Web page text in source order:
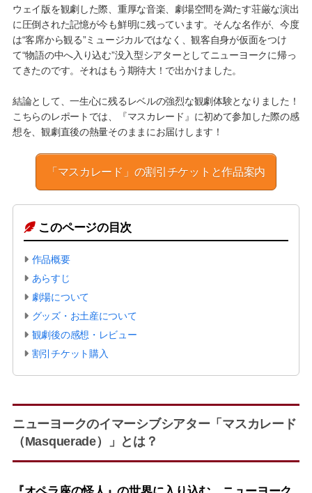
ウェイ版を観劇した際、重厚な音楽、劇場空間を満たす荘厳な演出
に圧倒された記憶が今も鮮明に残っています。そんな名作が、今度
は“客席から観る”ミュージカルではなく、観客自身が仮面をつけ
て“物語の中へ入り込む”没入型シアターとしてニューヨークに帰っ
てきたのです。それはもう期待大！で出かけました。
結論として、一生心に残るレベルの強烈な観劇体験となりました！
こちらのレポートでは、『マスカレード』に初めて参加した際の感
想を、観劇直後の熱量そのままにお届けします！
「マスカレード」の割引チケットと作品案内
このページの目次
作品概要
あらすじ
劇場について
グッズ・お土産について
観劇後の感想・レビュー
割引チケット購入
ニューヨークのイマーシブシアター「マスカレード
（Masquerade）」とは？